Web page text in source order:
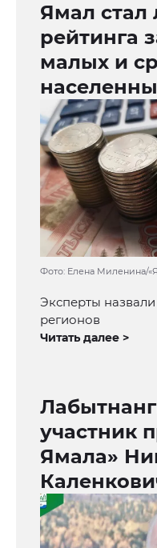
Ямал стал
рейтинга
малых и
Фото: Елена Миленина/
Эксперты
регионов
Читать далее >
участник
Ямала»